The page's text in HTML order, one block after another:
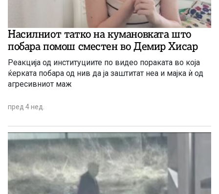
Насилниот татко на кумановката што
побара помош сместен во Демир Хисар
Реакција од институциите по видео пораката во која
ќерката побара од нив да ја заштитат неа и мајка ѝ од
агресивниот маж
пред 4 нед.